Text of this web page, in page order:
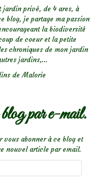
privé, de 4 ares, à
blog, je partage ma passion
la biodiversité
de coeur et la petite
chroniques de mon jardin
jardins,...
de Malorie
par e-mail.
vous abonner à ce blog et
nouvel article par email.